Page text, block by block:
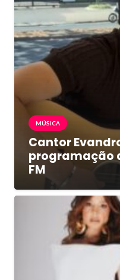
MÚSICA
Cantor
programação
FM